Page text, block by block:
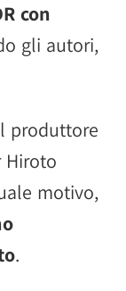
con
gli autori,
produttore
Hiroto
motivo,
.